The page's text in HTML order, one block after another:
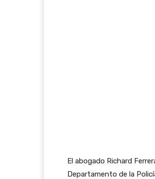
El abogado Richard
Departamento de la